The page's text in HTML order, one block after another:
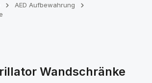
AED Aufbewahrung
Wandschränke